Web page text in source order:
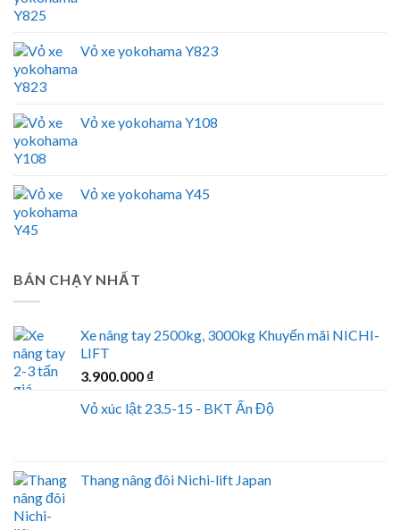
Vỏ xe yokohama Y823
Vỏ xe yokohama Y108
Vỏ xe yokohama Y45
BÁN CHẠY NHẤT
Xe nâng tay 2500kg, 3000kg Khuyến mãi NICHI-
LIFT
3.900.000 ₫
Vỏ xúc lật 23.5-15 - BKT Ấn Độ
Thang nâng đôi Nichi-lift Japan